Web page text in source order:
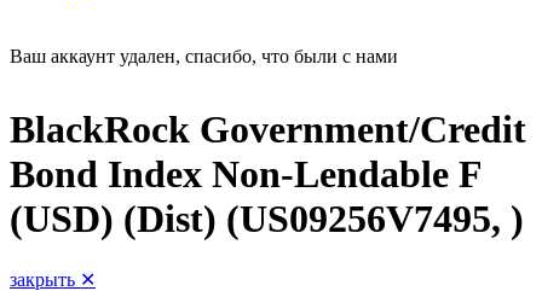
Ваш аккаунт удален, спасибо, что были с нами
BlackRock Government/Credit
Bond Index Non-Lendable F
(USD) (Dist) (US09256V7495, )
закрыть ✕